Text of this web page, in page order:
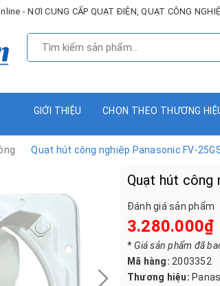
- NƠI CUNG CẤP QUẠT ĐIỆN, QUẠT CÔNG
GIỚI THIỆU CHỌN THEO THƯƠNG
Quạt hút công nghiệp Panasonic FV-
Quạt hút công
Đánh giá sản phẩm
3.280.000₫
*Giá sản phẩm đã
Mã hàng: 2003352
Thương hiệu: